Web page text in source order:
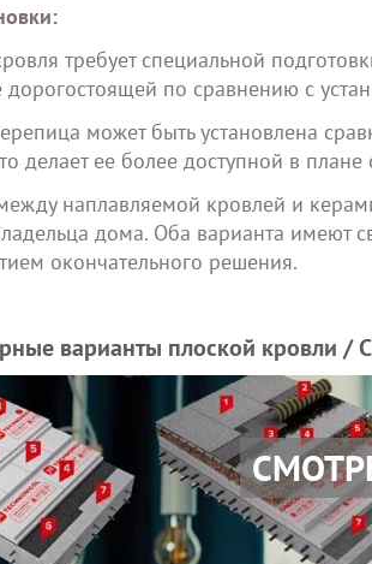
требует специальной
дорогостоящей по сравнению с
может быть установлена
делает ее более доступной в плане
наплавляемой кровлей и
дома. Оба варианта имеют
окончательного решения.
варианты плоской кровли /